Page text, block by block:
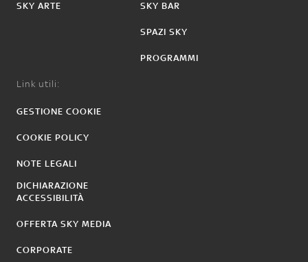
SKY ARTE SKY BAR
SPAZI SKY
PROGRAMMI
Link utili:
GESTIONE COOKIE
COOKIE POLICY
NOTE LEGALI
DICHIARAZIONE
ACCESSIBILITÀ
OFFERTA SKY MEDIA
CORPORATE